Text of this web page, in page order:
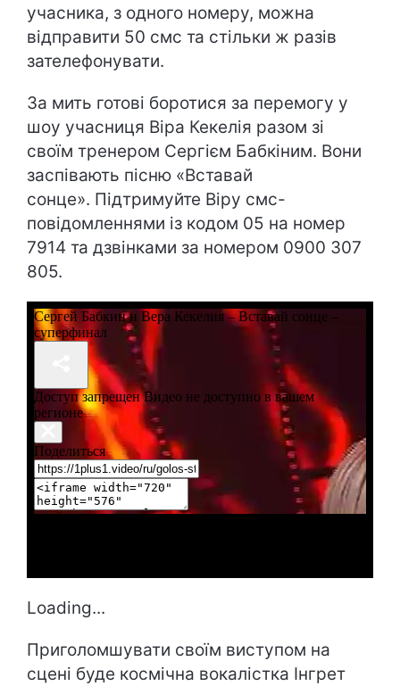
учасника, з одного номеру, можна
відправити 50 смс та стільки ж разів
зателефонувати.
За мить готові боротися за перемогу у
шоу учасниця Віра Кекелія разом зі
своїм тренером Сергієм Бабкіним. Вони
заспівають пісню «Вставай
сонце». Підтримуйте Віру смс-
повідомленнями із кодом 05 на номер
7914 та дзвінками за номером 0900 307
805.
Loading...
Приголомшувати своїм виступом на
сцені буде космічна вокалістка Інгрет